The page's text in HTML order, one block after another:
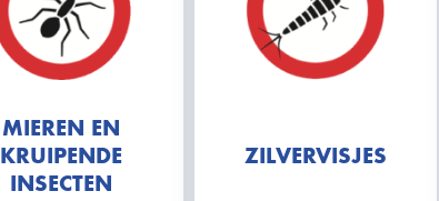
MIEREN EN
KRUIPENDE
INSECTEN
ZILVERVISJES